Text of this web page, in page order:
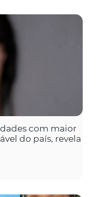
com maior
do país, revela